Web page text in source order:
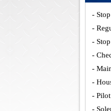
-
-
-
-
-
-
-
-